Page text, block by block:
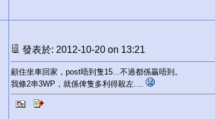
發表於: 2012-10-20 on 13:21
顧住坐車回家，post唔到隻15...不過都係贏唔到。
我條2串3WP，就係俾隻多利得殺左....